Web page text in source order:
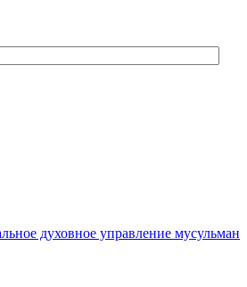
духовное управление мусульман